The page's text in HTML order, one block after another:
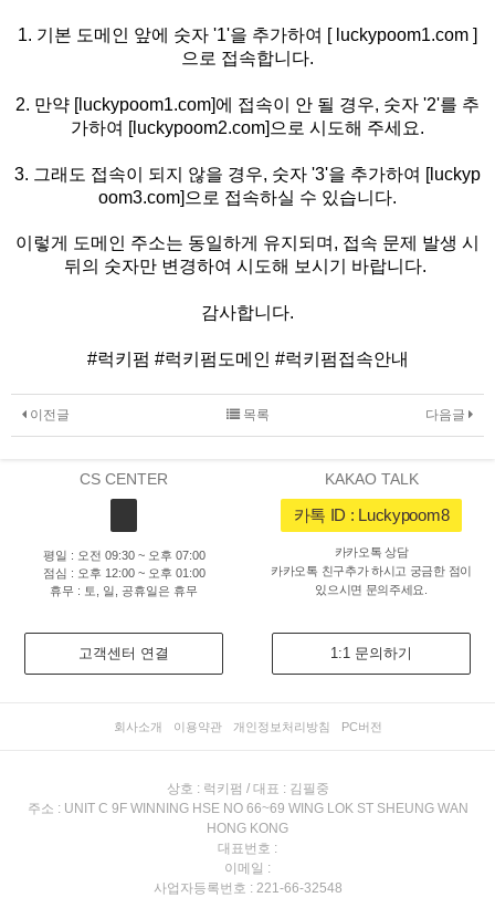
1. 기본 도메인 앞에 숫자 '1'을 추가하여 [ luckypoom1.com ]
으로 접속합니다.
2. 만약 [luckypoom1.com]에 접속이 안 될 경우, 숫자 '2'를 추
가하여 [luckypoom2.com]으로 시도해 주세요.
3. 그래도 접속이 되지 않을 경우, 숫자 '3'을 추가하여 [luckyp
oom3.com]으로 접속하실 수 있습니다.
이렇게 도메인 주소는 동일하게 유지되며, 접속 문제 발생 시
뒤의 숫자만 변경하여 시도해 보시기 바랍니다.
감사합니다.
#럭키펌 #럭키펌도메인 #럭키펌접속안내
이전글 다음글
목록
CS CENTER
평일 : 오전 09:30 ~ 오후 07:00
점심 : 오후 12:00 ~ 오후 01:00
휴무 : 토, 일, 공휴일은 휴무
KAKAO TALK
카톡 ID : Luckypoom8
카카오톡 상담
카카오톡 친구추가 하시고 궁금한 점이
있으시면 문의주세요.
고객센터 연결 1:1 문의하기
회사소개 이용약관 개인정보처리방침 PC버전
상호 : 럭키펌 / 대표 : 김필중
주소 : UNIT C 9F WINNING HSE NO 66~69 WING LOK ST SHEUNG WAN
HONG KONG
대표번호 :
이메일 :
사업자등록번호 : 221-66-32548